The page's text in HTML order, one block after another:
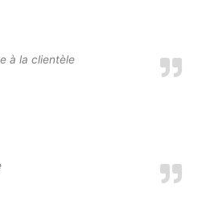
à la clientèle